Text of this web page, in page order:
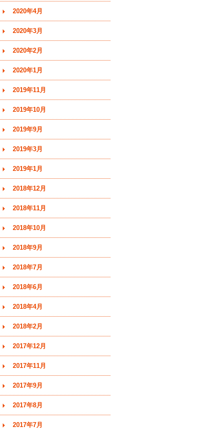
2020年4月
2020年3月
2020年2月
2020年1月
2019年11月
2019年10月
2019年9月
2019年3月
2019年1月
2018年12月
2018年11月
2018年10月
2018年9月
2018年7月
2018年6月
2018年4月
2018年2月
2017年12月
2017年11月
2017年9月
2017年8月
2017年7月